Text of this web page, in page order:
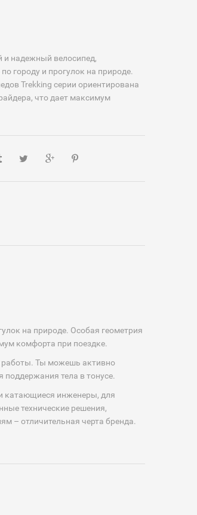
надежный велосипед,
городу и прогулок на природе.
Trekking серии ориентирована
что дает максимум
на природе. Особая геометрия
комфорта при поездке.
работы. Ты можешь активно
поддержания тела в тонусе.
катающиеся инженеры, для
технические решения,
– отличительная черта бренда.